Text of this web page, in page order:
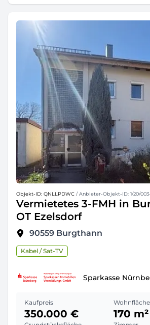
Objekt-ID: QNLLPDWC / Anbieter-Objekt-ID: 1/20/003-
Vermietetes 3-FMH in
OT Ezelsdorf
90559 Burgthann
Kabel / Sat-TV
Sparkasse
Kaufpreis
350.000 €
Wohnfläche
170 m²